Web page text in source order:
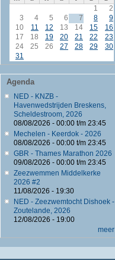
1
2
3
4 5 6 7 8
9
10
11 12 13 14 15
16
17
18 19 20 21 22
23
24
25 26 27 28 29
30
31
Agenda
NED - KNZB -
Havenwedstrijden Breskens,
Scheldestroom, 2026
08/08/2026 - 00:00t/m 23:45
Mechelen - Keerdok - 2026
08/08/2026 - 00:00t/m 23:45
GBR - Thames Marathon 2026
09/08/2026 - 00:00t/m 23:45
Zeezwemmen Middelkerke
2026 #2
11/08/2026 - 19:30
NED - Zeezwemtocht Dishoek -
Zoutelande, 2026
12/08/2026 - 19:00
meer